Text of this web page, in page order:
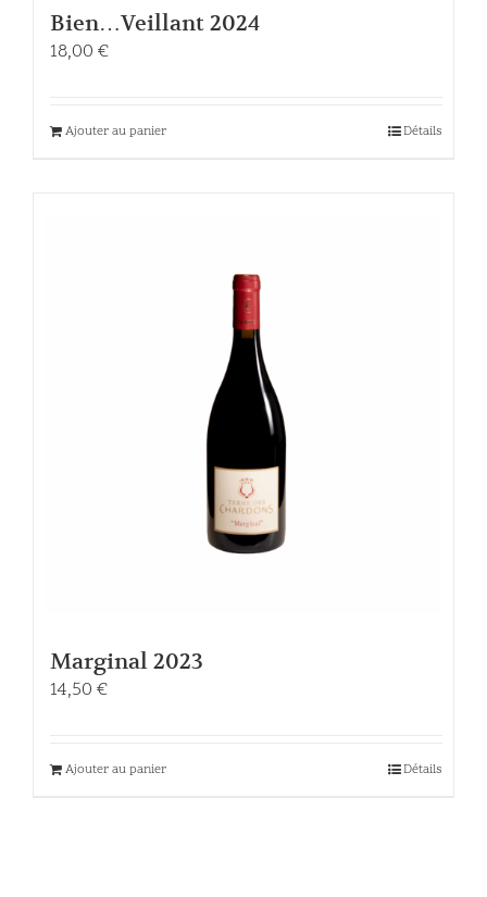
Bien…Veillant 2024
18,00 €
Ajouter au panier Détails
Marginal 2023
14,50 €
Ajouter au panier Détails